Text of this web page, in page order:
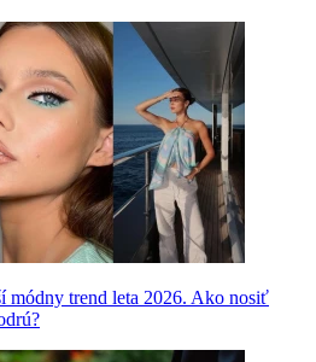
módny trend leta 2026. Ako nosiť